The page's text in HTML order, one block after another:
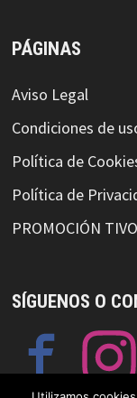
PÁGINAS
Aviso Legal
Condiciones de
Política de
Política de
PROMOCIÓN
SÍGUENOS O